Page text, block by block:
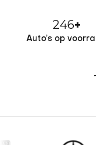
246+
Auto’s op